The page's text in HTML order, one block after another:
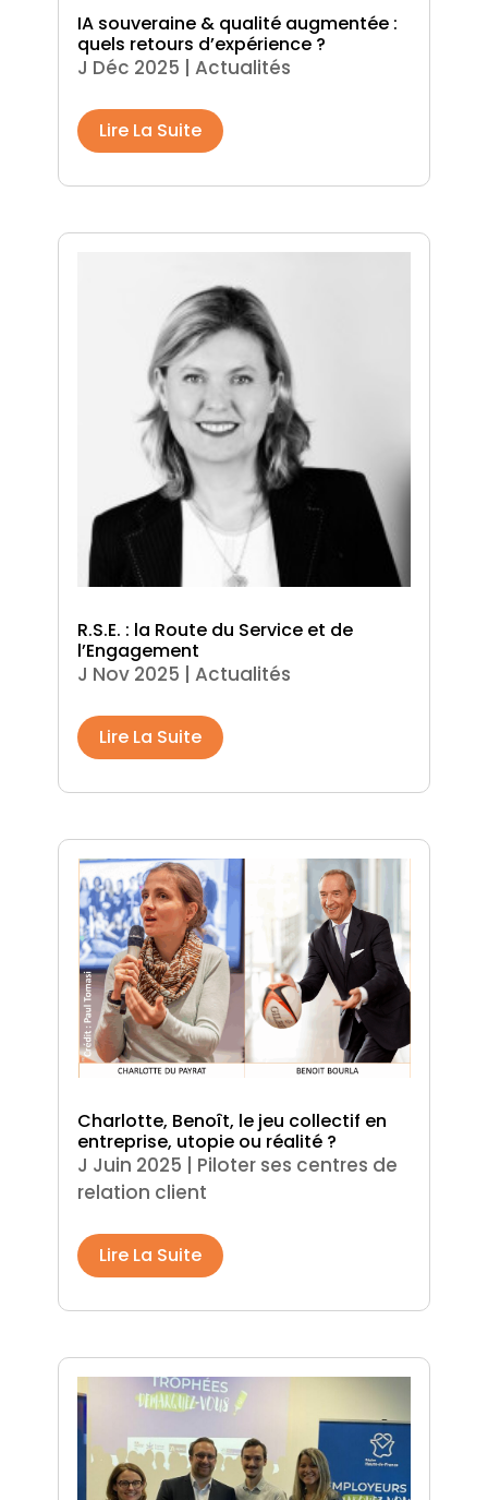
IA souveraine & qualité augmentée :
quels retours d’expérience ?
J Déc 2025 | Actualités
Lire La Suite
R.S.E. : la Route du Service et de
l’Engagement
J Nov 2025 | Actualités
Lire La Suite
Charlotte, Benoît, le jeu collectif en
entreprise, utopie ou réalité ?
J Juin 2025
Piloter ses centres de
relation client
Lire La Suite